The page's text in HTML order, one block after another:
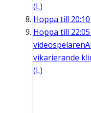
(L)
Hoppa till 20:10
Hoppa till 22:05
videospelaren
vikarierande
(L)